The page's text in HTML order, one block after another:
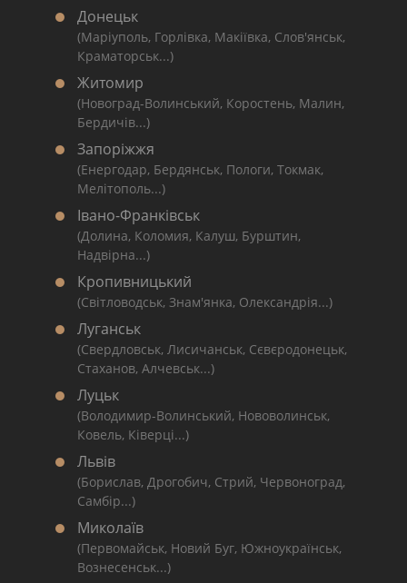
Донецьк
(Маріуполь, Горлівка, Макіївка, Слов'янськ,
Краматорськ...)
Житомир
(Новоград-Волинський, Коростень, Малин,
Бердичів...)
Запоріжжя
(Енергодар, Бердянськ, Пологи, Токмак,
Мелітополь...)
Івано-Франківськ
(Долина, Коломия, Калуш, Бурштин,
Надвірна...)
Кропивницький
(Світловодськ, Знам'янка, Олександрія...)
Луганськ
(Свердловськ, Лисичанськ, Сєвєродонецьк,
Стаханов, Алчевськ...)
Луцьк
(Володимир-Волинський, Нововолинськ,
Ковель, Ківерці...)
Львів
(Борислав, Дрогобич, Стрий, Червоноград,
Самбір...)
Миколаїв
(Первомайськ, Новий Буг, Южноукраїнськ,
Вознесенськ...)